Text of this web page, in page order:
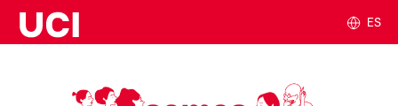
ES